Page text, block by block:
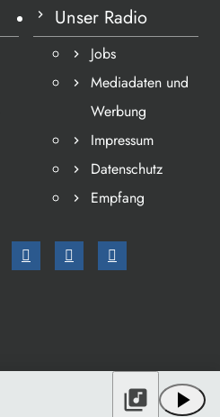
Unser Radio
Jobs
Mediadaten und
Werbung
Impressum
Datenschutz
Empfang
play_arrow
library_music